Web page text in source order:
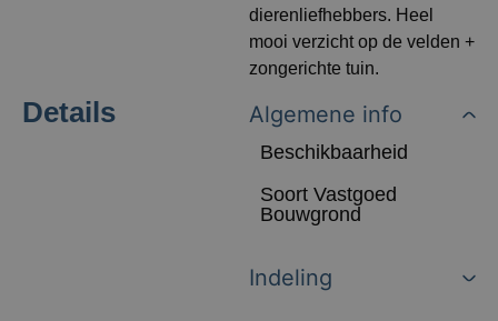
dierenliefhebbers. Heel
mooi verzicht op de velden +
zongerichte tuin.
Details Algemene info
Beschikbaarheid
Soort Vastgoed
Bouwgrond
Indeling